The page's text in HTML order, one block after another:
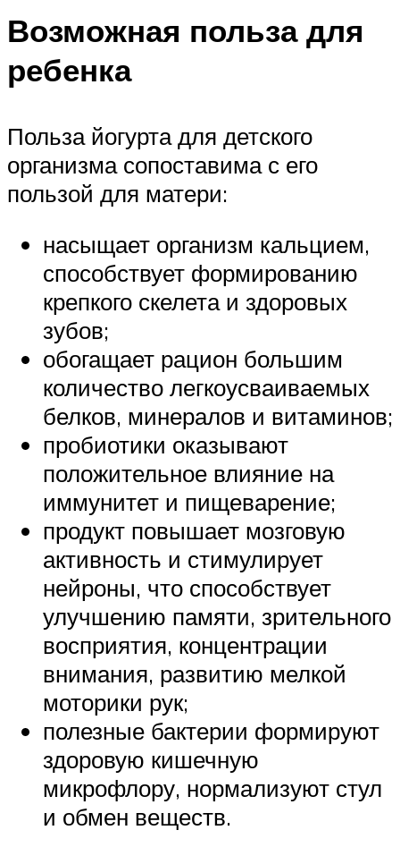
Возможная польза для
ребенка
Польза йогурта для детского
организма сопоставима с его
пользой для матери:
насыщает организм кальцием,
способствует формированию
крепкого скелета и здоровых
зубов;
обогащает рацион большим
количество легкоусваиваемых
белков, минералов и витаминов;
пробиотики оказывают
положительное влияние на
иммунитет и пищеварение;
продукт повышает мозговую
активность и стимулирует
нейроны, что способствует
улучшению памяти, зрительного
восприятия, концентрации
внимания, развитию мелкой
моторики рук;
полезные бактерии формируют
здоровую кишечную
микрофлору, нормализуют стул
и обмен веществ.